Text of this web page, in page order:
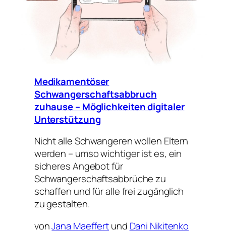
Medikamentöser
Schwangerschaftsabbruch
zuhause – Möglichkeiten digitaler
Unterstützung
Nicht alle Schwangeren wollen Eltern
werden – umso wichtiger ist es, ein
sicheres Angebot für
Schwangerschaftsabbrüche zu
schaffen und für alle frei zugänglich
zu gestalten.
vonJana Maeffertund Dani Nikitenko